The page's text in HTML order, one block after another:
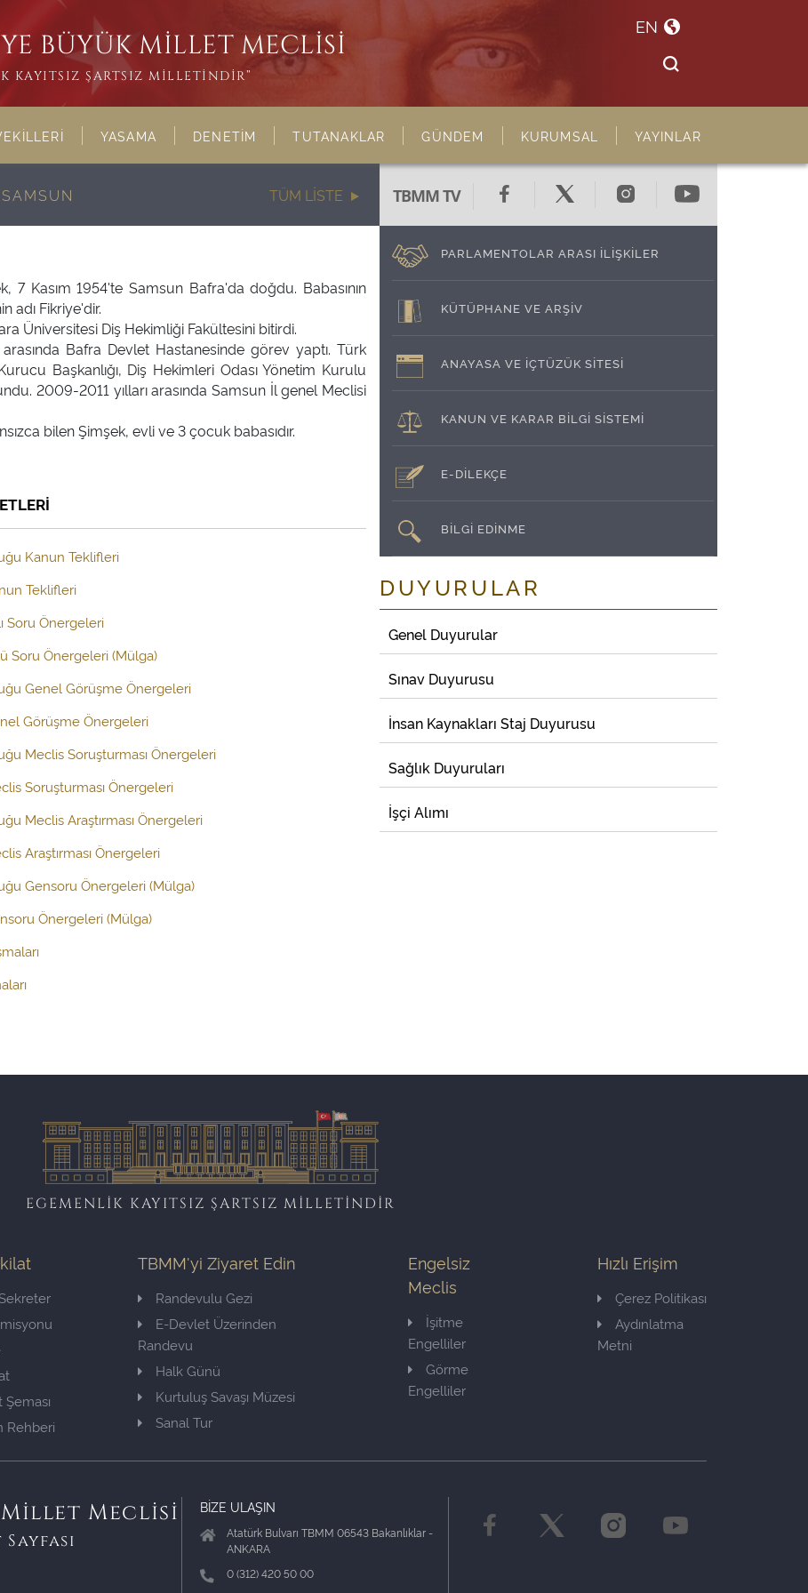
BÜYÜK MİLLET MECLİSİ
KAYITSIZ ŞARTSIZ MİLLETİNDİR”
EN
YASAMA DENETİM TUTANAKLAR GÜNDEM KURUMSAL YAYINLAR
TÜM LİSTE
7 Kasım 1954'te Samsun Bafra'da doğdu. Babasının
adı Fikriye'dir.
Üniversitesi Diş Hekimliği Fakültesini bitirdi.
arasında Bafra Devlet Hastanesinde görev yaptı. Türk
Başkanlığı, Diş Hekimleri Odası Yönetim Kurulu
2009-2011 yılları arasında Samsun İl genel Meclisi
bilen Şimşek, evli ve 3 çocuk babasıdır.
Kanun Teklifleri
Teklifleri
Soru Önergeleri
Soru Önergeleri (Mülga)
Genel Görüşme Önergeleri
Görüşme Önergeleri
Meclis Soruşturması Önergeleri
Soruşturması Önergeleri
Meclis Araştırması Önergeleri
Araştırması Önergeleri
Gensoru Önergeleri (Mülga)
Önergeleri (Mülga)
TBMM TV
PARLAMENTOLAR ARASI İLİŞKİLER
KÜTÜPHANE VE ARŞİV
ANAYASA VE İÇTÜZÜK SİTESİ
KANUN VE KARAR BİLGİ SİSTEMİ
E-DİLEKÇE
BİLGİ EDİNME
DUYURULAR
Genel Duyurular
Sınav Duyurusu
İnsan Kaynakları Staj Duyurusu
Sağlık Duyuruları
İşçi Alımı
EGEMENLİK KAYITSIZ ŞARTSIZ MİLLETİNDİR
Rehberi
TBMM'yi Ziyaret Edin
Randevulu Gezi
E-Devlet Üzerinden
Randevu
Halk Günü
Kurtuluş Savaşı Müzesi
Sanal Tur
Engelsiz
Meclis
İşitme
Engelliler
Görme
Engelliler
Hızlı Erişim
Çerez Politikası
Aydınlatma
Metni
Millet Meclisi BİZE ULAŞIN
Atatürk Bulvarı TBMM 06543 Bakanlıklar -
ANKARA
0 (312) 420 50 00